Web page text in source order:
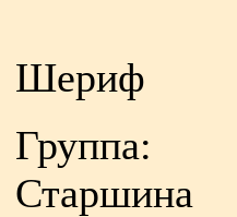
Шериф
Группа:
Старшина